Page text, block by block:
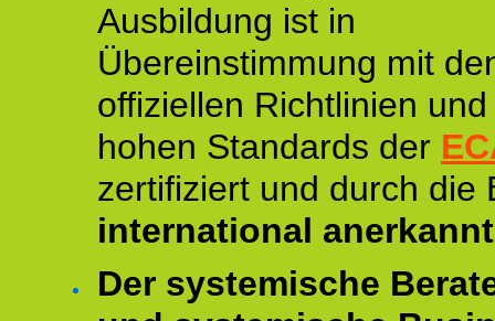
Ausbildung ist in
Übereinstimmung mit
offiziellen Richtlinien
hohen Standards der
zertifiziert und durch die
international
Der systemische